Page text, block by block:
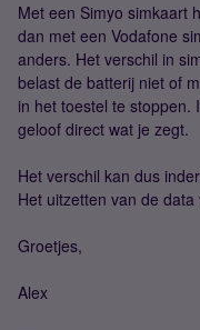
Met een Simyo simkaart
dan met een Vodafone
anders. Het verschil in
belast de batterij niet of
in het toestel te stoppen.
geloof direct wat je zegt.
Het verschil kan dus
Het uitzetten van de
Groetjes,
Alex